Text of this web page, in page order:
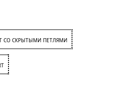
СО СКРЫТЫМИ ПЕТЛЯМИ